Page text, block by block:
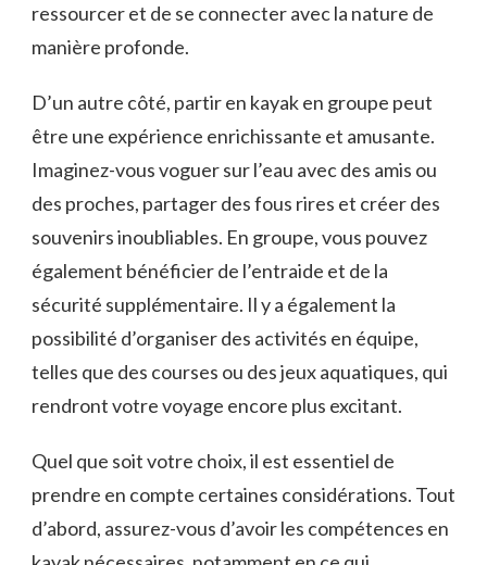
ressourcer et de se connecter avec ⁤la nature de‌
manière profonde.
D’un autre côté, partir⁢ en kayak en groupe peut
être une expérience enrichissante et amusante.
Imaginez-vous voguer sur l’eau ⁢avec des amis ⁤ou
des ⁣proches, partager des fous rires et créer des
souvenirs inoubliables. En groupe, vous pouvez
également bénéficier de l’entraide et de la
sécurité supplémentaire. Il y a également la
possibilité d’organiser des⁢ activités en équipe,
telles que des courses ou des⁤ jeux ⁤aquatiques, qui
rendront votre⁢ voyage encore plus excitant.
Quel que soit votre choix, il est essentiel de
prendre en compte certaines considérations. ⁢Tout
d’abord, assurez-vous​ d’avoir les compétences en